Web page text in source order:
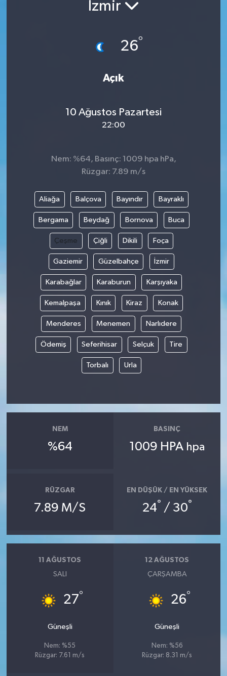
İzmir
26°
Açık
10 Ağustos Pazartesi
22:00
Nem: %64, Basınç: 1009 hpa hPa,
Rüzgar: 7.89 m/s
Aliağa Balçova Bayındır Bayraklı
Bergama Beydağ Bornova Buca
Çeşme Çiğli Dikili Foça
Gaziemir Güzelbahçe İzmir
Karabağlar Karaburun Karşıyaka
Kemalpaşa Kınık Kiraz Konak
Menderes Menemen Narlıdere
Ödemiş Seferihisar Selçuk Tire
Torbalı Urla
NEM
%64
BASINÇ
1009 HPA hpa
RÜZGAR
7.89 M/S
EN DÜŞÜK / EN YÜKSEK
24° / 30°
11 AĞUSTOS
SALI
27°
Güneşli
Nem: %55
Rüzgar: 7.61 m/s
12 AĞUSTOS
ÇARŞAMBA
26°
Güneşli
Nem: %56
Rüzgar: 8.31 m/s